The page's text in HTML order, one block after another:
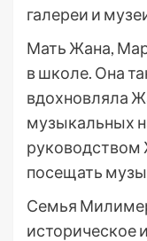
галереи и
Мать Жана,
в школе. Она
вдохновляла
музыкальных
руководством
посещать
Семья
историческое